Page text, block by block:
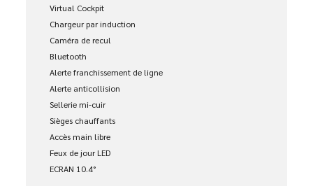
Virtual Cockpit
Chargeur par induction
Caméra de recul
Bluetooth
Alerte franchissement de ligne
Alerte anticollision
Sellerie mi-cuir
Sièges chauffants
Accès main libre
Feux de jour LED
ECRAN 10.4°